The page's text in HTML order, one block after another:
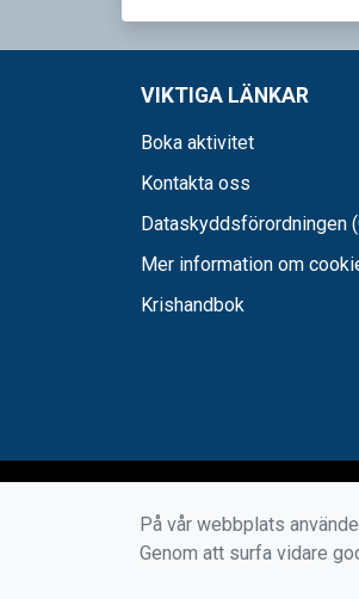
VIKTIGA LÄNKAR
Boka aktivitet
Kontakta oss
Dataskyddsförordningen
Mer information om
Krishandbok
På vår webbplats
Genom att surfa vidare